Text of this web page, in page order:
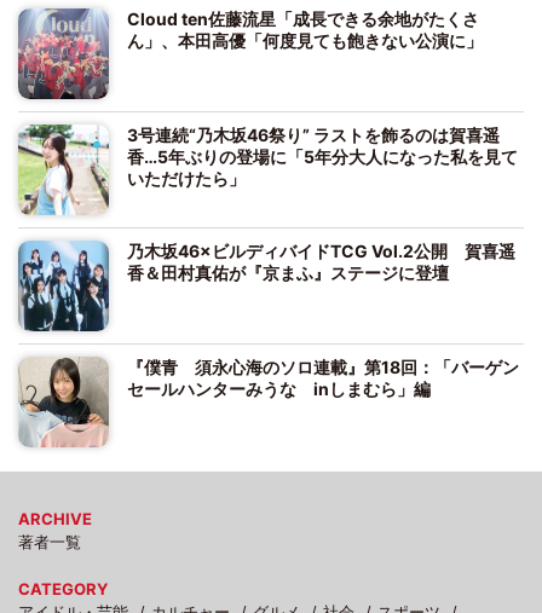
Cloud ten佐藤流星「成長できる余地がたくさ
ん」、本田高優「何度見ても飽きない公演に」
3号連続“乃木坂46祭り” ラストを飾るのは賀喜遥
香…5年ぶりの登場に「5年分大人になった私を見て
いただけたら」
乃木坂46×ビルディバイドTCG Vol.2公開 賀喜遥
香＆田村真佑が『京まふ』ステージに登壇
『僕青 須永心海のソロ連載』第18回：「バーゲン
セールハンターみうな inしまむら」編
ARCHIVE
著者一覧
CATEGORY